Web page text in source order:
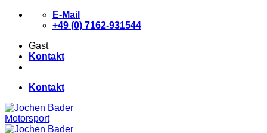
Zum
E-Mail
+49 (0) 7162-931544
Gast
Kontakt
Kontakt